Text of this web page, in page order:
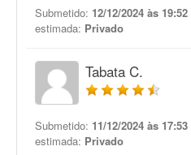
Submetido: 12/12/2024 às 19:52
estimada: Privado
Tabata C.
Submetido: 11/12/2024 às 17:53
estimada: Privado